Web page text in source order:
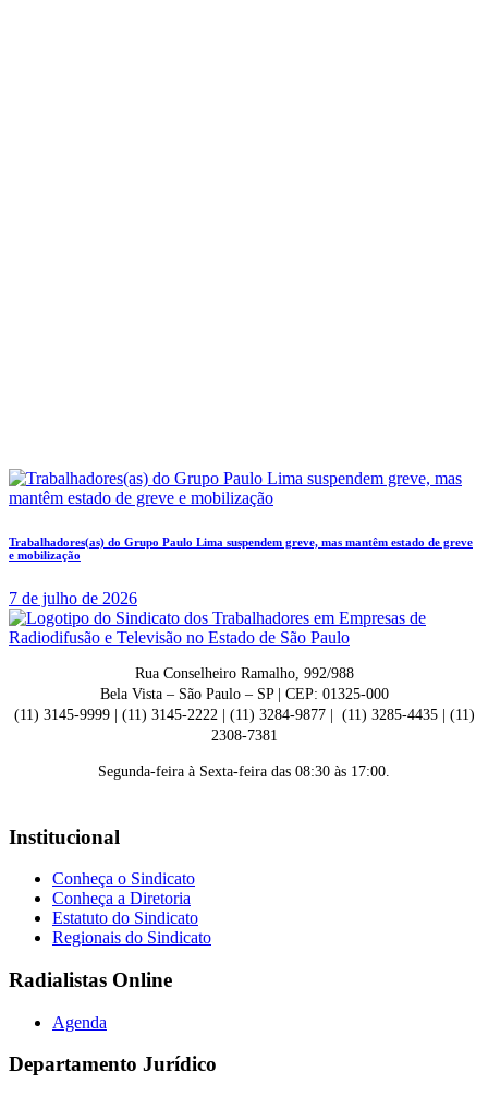
Trabalhadores(as) do Grupo Paulo Lima suspendem greve, mas mantêm estado de greve
e mobilização
7 de julho de 2026
Rua Conselheiro Ramalho, 992/988
Bela Vista – São Paulo – SP | CEP: 01325-000
(11) 3145-9999 | (11) 3145-2222 | (11) 3284-9877 | (11) 3285-4435 | (11)
2308-7381
Segunda-feira à Sexta-feira das 08:30 às 17:00.
Institucional
Conheça o Sindicato
Conheça a Diretoria
Estatuto do Sindicato
Regionais do Sindicato
Radialistas Online
Agenda
Departamento Jurídico